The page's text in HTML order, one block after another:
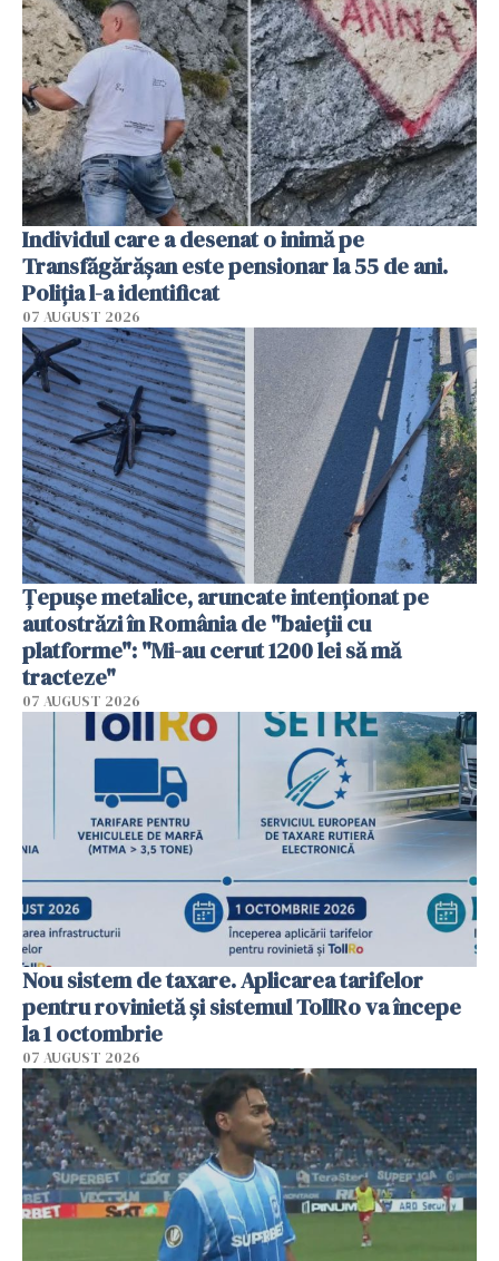
Individul care a desenat o inimă pe
Transfăgărășan este pensionar la 55 de ani.
Poliția l-a identificat
07 AUGUST 2026
Țepușe metalice, aruncate intenționat pe
autostrăzi în România de "baieții cu
platforme": "Mi-au cerut 1200 lei să mă
tracteze"
07 AUGUST 2026
Nou sistem de taxare. Aplicarea tarifelor
pentru rovinietă şi sistemul TollRo va începe
la 1 octombrie
07 AUGUST 2026